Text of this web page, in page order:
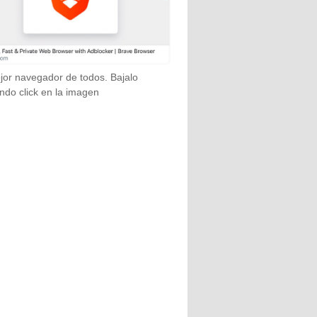
navegador de todos. Bajalo
click en la imagen